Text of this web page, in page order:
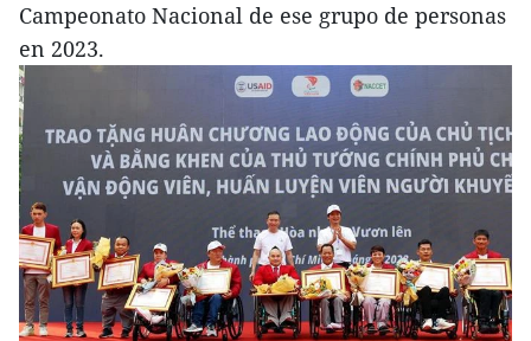
Campeonato Nacional de ese grupo de personas
en 2023.